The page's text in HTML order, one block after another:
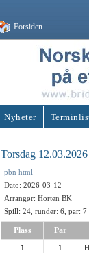
Forsiden
Nyheter
Torsdag 12.03.2026
pbn html
Dato: 2026-03-12
Arrangør: Horten BK
Spill: 24, runder: 6, par: 7
Plass Par
1 1